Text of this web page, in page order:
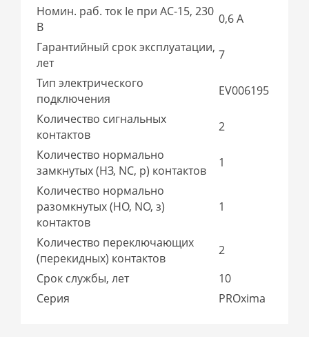
Номин. раб. ток Ie при AC-15, 230
В
0,6 А
Гарантийный срок эксплуатации,
лет
7
Тип электрического
подключения
EV006195
Количество сигнальных
контактов
2
Количество нормально
замкнутых (НЗ, NC, р) контактов
1
Количество нормально
разомкнутых (НО, NO, з)
контактов
1
Количество переключающих
(перекидных) контактов
2
Срок службы, лет
10
Серия
PROxima